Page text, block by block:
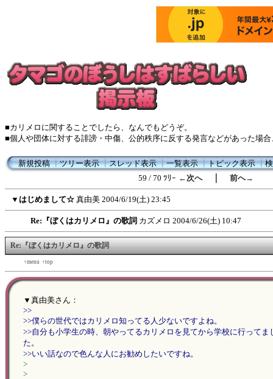
■カリメロに関することでしたら、なんでもどうぞ。
■個人や団体に対する誹謗・中傷、公的秩序に反する発言などがあった場
新規投稿┃ツリー表示┃スレッド表示┃一覧表示┃トピック表示┃
59 / 70 ﾂﾘｰ ←次へ｜ 前へ→
▼ はじめまして☆ 真由美 2004/6/19(土) 23:45
Re:『ぼくはカリメロ』の歌詞 カズメロ 2004/6/26(土) 10:47
Re:『ぼくはカリメロ』の歌詞
↑menu ↑top
▼真由美さん：
>>
>>僕らの世代ではカリメロ知ってる人少ないですよね。
>>自分も小学生の時、朝やってるカリメロを見てから学校に行ってま
た。
>>いい話なので色んな人にお勧めしたいですね。
>
>